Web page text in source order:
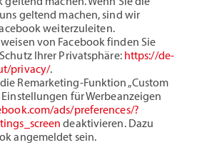
geltend machen, sind wir
weiterzuleiten.
von Facebook finden Sie
Ihrer Privatsphäre: https://de-
privacy/.
Remarketing-Funktion „Custom
für Werbeanzeigen
ads/preferences/?
deaktivieren. Dazu
angemeldet sein.